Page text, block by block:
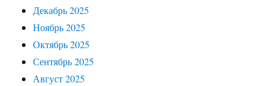
Декабрь 2025
Ноябрь 2025
Октябрь 2025
Сентябрь 2025
Август 2025